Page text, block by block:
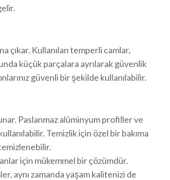
çıkar. Kullanılan temperli camlar,
küçük parçalara ayrılarak güvenlik
güvenli bir şekilde kullanılabilir.
Paslanmaz alüminyum profiller ve
Temizlik için özel bir bakıma
için mükemmel bir çözümdür.
aynı zamanda yaşam kalitenizi de